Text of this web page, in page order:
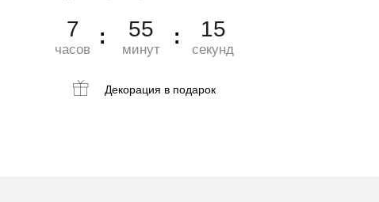
7
часов
55
минут
14
секунд
Декорация в подарок